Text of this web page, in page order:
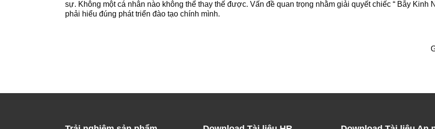
sự. Không một cá nhân nào không thể thay thế được. Vấn đề quan trọng nhằm giải quyết chiếc “ Bẫy Kinh
phải hiểu đúng phát triển đào tạo chính mình.